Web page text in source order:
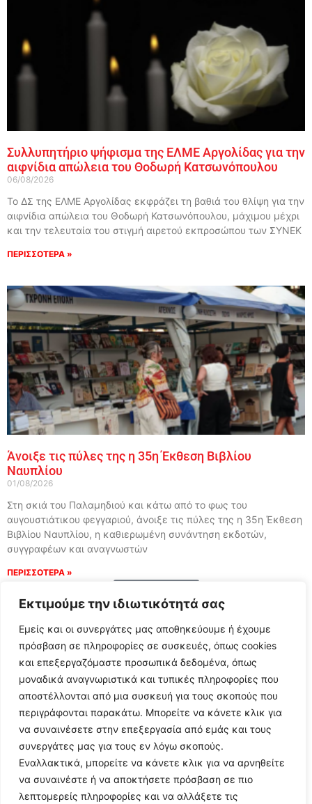
Εκτιμούμε την ιδιωτικότητά σας
Εμείς και οι συνεργάτες μας αποθηκεύουμε ή έχουμε
πρόσβαση σε πληροφορίες σε συσκευές, όπως cookies
και επεξεργαζόμαστε προσωπικά δεδομένα, όπως
μοναδικά αναγνωριστικά και τυπικές πληροφορίες που
αποστέλλονται από μια συσκευή για τους σκοπούς που
περιγράφονται παρακάτω. Μπορείτε να κάνετε κλικ για
να συναινέσετε στην επεξεργασία από εμάς και τους
συνεργάτες μας για τους εν λόγω σκοπούς.
Εναλλακτικά, μπορείτε να κάνετε κλικ για να αρνηθείτε
να συναινέστε ή να αποκτήσετε πρόσβαση σε πιο
λεπτομερείς πληροφορίες και να αλλάξετε τις
Συλλυπητήριο ψήφισμα της ΕΛΜΕ Αργολίδας για την
αιφνίδια απώλεια του Θοδωρή Κατσωνόπουλου
06/08/2026
Το ΔΣ της ΕΛΜΕ Αργολίδας εκφράζει τη βαθιά του θλίψη για την
αιφνίδια απώλεια του Θοδωρή Κατσωνόπουλου, μάχιμου μέχρι
και την τελευταία του στιγμή αιρετού εκπροσώπου των ΣΥΝΕΚ
ΠΕΡΙΣΣΟΤΕΡΑ »
Άνοιξε τις πύλες της η 35η Έκθεση Βιβλίου
Ναυπλίου
01/08/2026
Στη σκιά του Παλαμηδιού και κάτω από το φως του
αυγουστιάτικου φεγγαριού, άνοιξε τις πύλες της η 35η Έκθεση
Βιβλίου Ναυπλίου, η καθιερωμένη συνάντηση εκδοτών,
συγγραφέων και αναγνωστών
ΠΕΡΙΣΣΟΤΕΡΑ »
Follow Us